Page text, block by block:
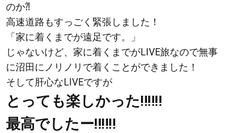
のか⁈
高速道路もすっごく緊張しました！
「家に着くまでが遠足です。」
じゃないけど、家に着くまでがLIVE旅なので無事
に沼田にノリノリで着くことができました！
そして肝心なLIVEですが
とっても楽しかった‼︎‼︎‼︎
最高でしたー‼︎‼︎‼︎